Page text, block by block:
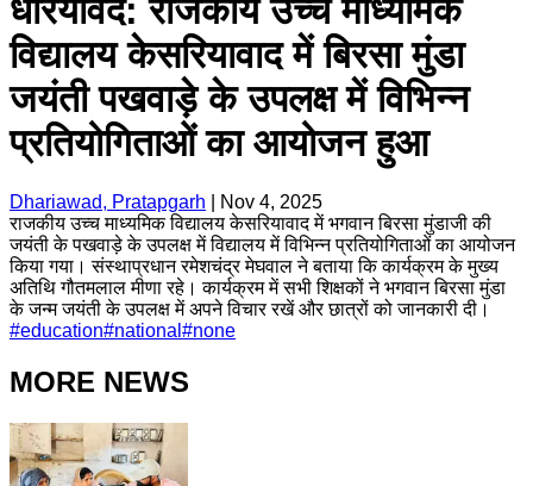
धरियावद: राजकीय उच्च माध्यमिक
विद्यालय केसरियावाद में बिरसा मुंडा
जयंती पखवाड़े के उपलक्ष में विभिन्न
प्रतियोगिताओं का आयोजन हुआ
Dhariawad, Pratapgarh
Nov 4, 2025
राजकीय उच्च माध्यमिक विद्यालय केसरियावाद में भगवान बिरसा मुंडाजी की
जयंती के पखवाड़े के उपलक्ष में विद्यालय में विभिन्न प्रतियोगिताओं का आयोजन
किया गया। संस्थाप्रधान रमेशचंद्र मेघवाल ने बताया कि कार्यक्रम के मुख्य
अतिथि गौतमलाल मीणा रहे। कार्यक्रम में सभी शिक्षकों ने भगवान बिरसा मुंडा
के जन्म जयंती के उपलक्ष में अपने विचार रखें और छात्रों को जानकारी दी।
#education#national #none
MORE NEWS